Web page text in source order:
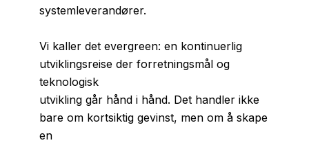
systemleverandører.
Vi kaller det evergreen: en kontinuerlig
utviklingsreise der forretningsmål og
teknologisk
utvikling går hånd i hånd. Det handler ikke
bare om kortsiktig gevinst, men om å skape
en